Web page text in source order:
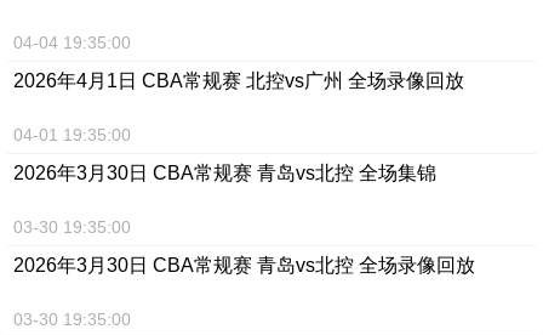
04-04 19:35:00
2026年4月1日 CBA常规赛 北控vs广州 全场录像回放
04-01 19:35:00
2026年3月30日 CBA常规赛 青岛vs北控 全场集锦
03-30 19:35:00
2026年3月30日 CBA常规赛 青岛vs北控 全场录像回放
03-30 19:35:00